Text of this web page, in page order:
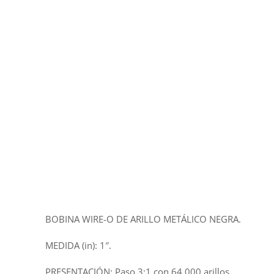
BOBINA WIRE-O DE ARILLO METÁLICO NEGRA.
MEDIDA (in): 1″.
PRESENTACIÓN: Paso 3:1 con 64,000 arillos.